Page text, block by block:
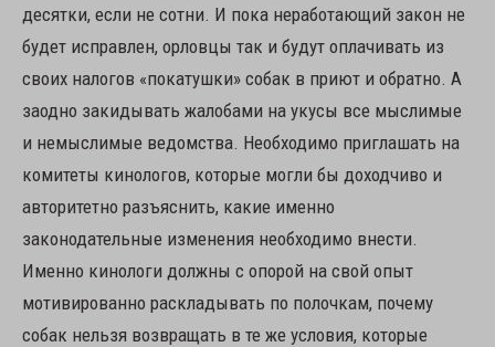
десятки, если не сотни. И пока неработающий закон не
будет исправлен, орловцы так и будут оплачивать из
своих налогов «покатушки» собак в приют и обратно. А
заодно закидывать жалобами на укусы все мыслимые
и немыслимые ведомства. Необходимо приглашать на
комитеты кинологов, которые могли бы доходчиво и
авторитетно разъяснить, какие именно
законодательные изменения необходимо внести.
Именно кинологи должны с опорой на свой опыт
мотивированно раскладывать по полочкам, почему
собак нельзя возвращать в те же условия, которые